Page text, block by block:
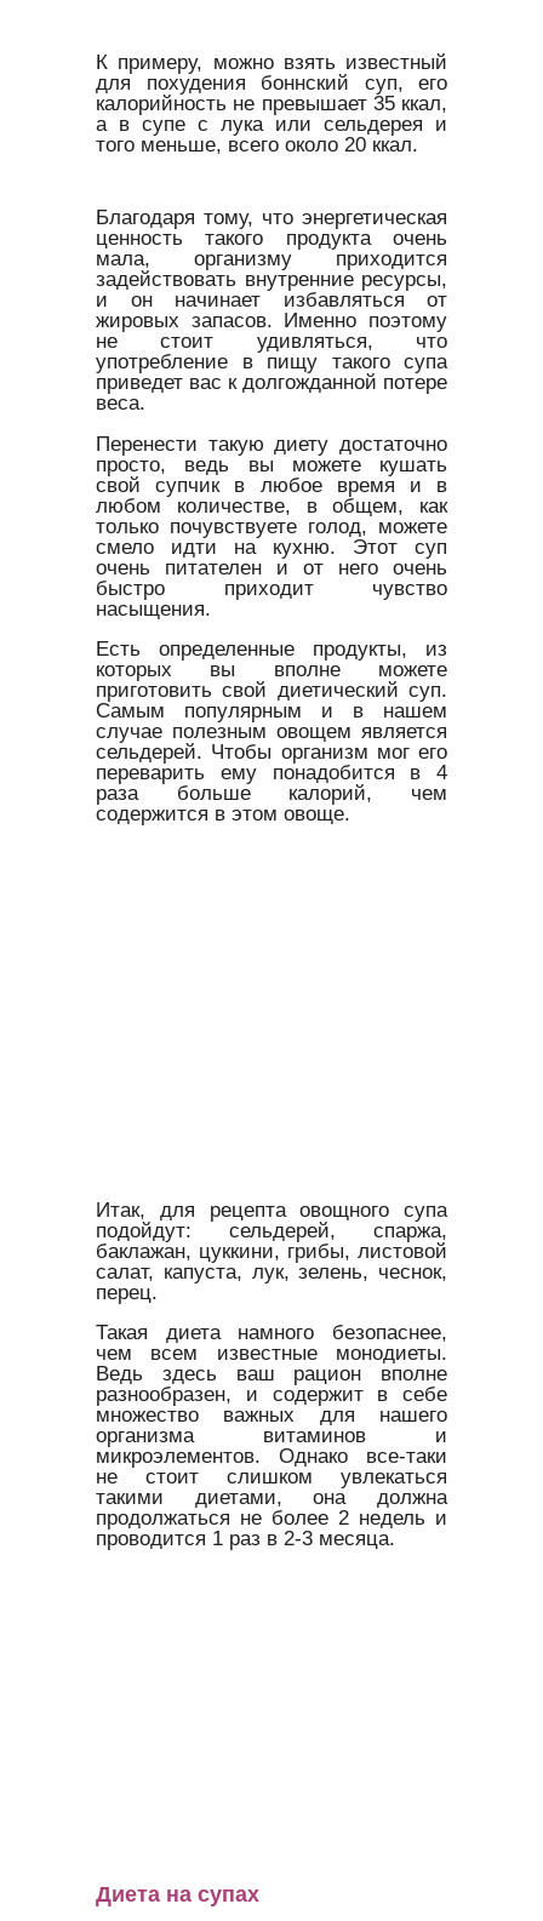
К примеру, можно взять известный
для похудения боннский суп, его
калорийность не превышает 35 ккал,
а в супе с лука или сельдерея и
того меньше, всего около 20 ккал.
Благодаря тому, что энергетическая
ценность такого продукта очень
мала, организму приходится
задействовать внутренние ресурсы,
и он начинает избавляться от
жировых запасов. Именно поэтому
не стоит удивляться, что
употребление в пищу такого супа
приведет вас к долгожданной потере
веса.
Перенести такую диету достаточно
просто, ведь вы можете кушать
свой супчик в любое время и в
любом количестве, в общем, как
только почувствуете голод, можете
смело идти на кухню. Этот суп
очень питателен и от него очень
быстро приходит чувство
насыщения.
Есть определенные продукты, из
которых вы вполне можете
приготовить свой диетический суп.
Самым популярным и в нашем
случае полезным овощем является
сельдерей. Чтобы организм мог его
переварить ему понадобится в 4
раза больше калорий, чем
содержится в этом овоще.
Итак, для рецепта овощного супа
подойдут: сельдерей, спаржа,
баклажан, цуккини, грибы, листовой
салат, капуста, лук, зелень, чеснок,
перец.
Такая диета намного безопаснее,
чем всем известные монодиеты.
Ведь здесь ваш рацион вполне
разнообразен, и содержит в себе
множество важных для нашего
организма витаминов и
микроэлементов. Однако все-таки
не стоит слишком увлекаться
такими диетами, она должна
продолжаться не более 2 недель и
проводится 1 раз в 2-3 месяца.
Диета на супах